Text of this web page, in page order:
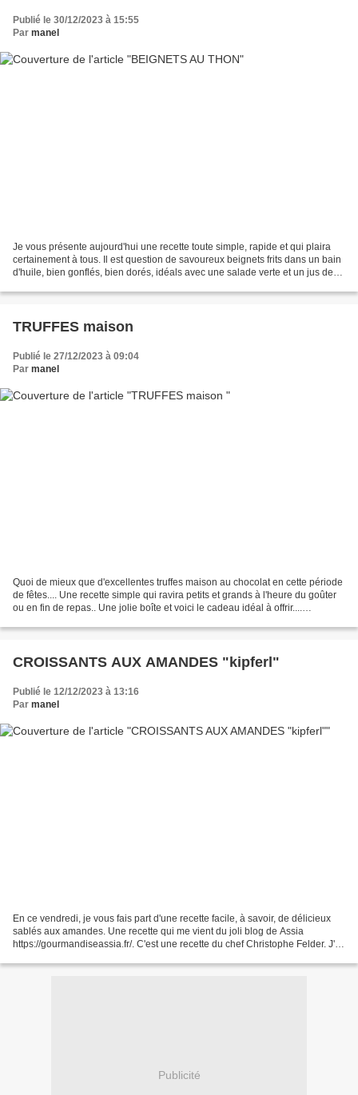
Publié le 30/12/2023 à 15:55
Par manel
Je vous présente aujourd'hui une recette toute simple, rapide et qui plaira
certainement à tous. Il est question de savoureux beignets frits dans un bain
d'huile, bien gonflés, bien dorés, idéals avec une salade verte et un jus de
TRUFFES maison
Publié le 27/12/2023 à 09:04
Par manel
Quoi de mieux que d'excellentes truffes maison au chocolat en cette période
de fêtes.... Une recette simple qui ravira petits et grands à l'heure du goûter
ou en fin de repas.. Une jolie boîte et voici le cadeau idéal à offrir....
CROISSANTS AUX AMANDES "kipferl"
Publié le 12/12/2023 à 13:16
Par manel
En ce vendredi, je vous fais part d'une recette facile, à savoir, de délicieux
sablés aux amandes. Une recette qui me vient du joli blog de Assia
https://gourmandiseassia.fr/. C'est une recette du chef Christophe Felder. J'ai
Publicité